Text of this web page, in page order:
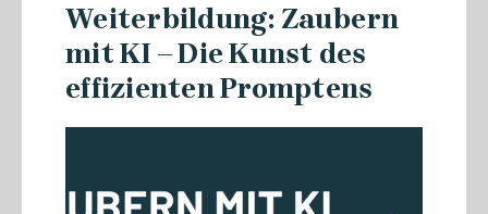
Podcastempfehlung zu
Zukunftsthemen der digitalen
Weiterbildung: Zaubern
mit KI – Die Kunst des
effizienten Promptens